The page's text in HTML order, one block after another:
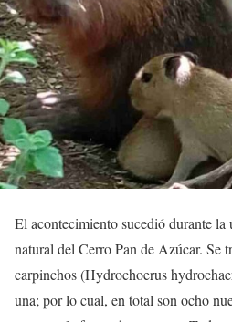
El acontecimiento sucedió durante la
natural del Cerro Pan de Azúcar. Se
carpinchos (Hydrochoerus
una; por lo cual, en total son ocho